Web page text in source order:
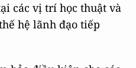
các vị trí học thuật và
hệ lãnh đạo tiếp